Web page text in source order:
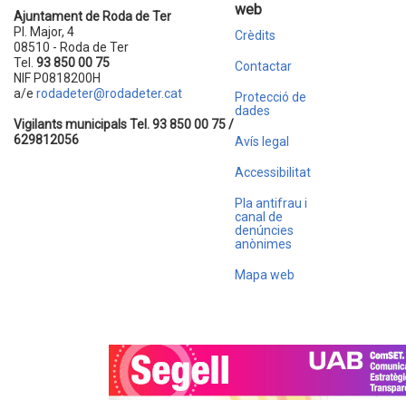
Ajuntament de Roda de Ter
Pl. Major, 4
08510 - Roda de Ter
Tel. 93 850 00 75
NIF P0818200H
a/e rodadeter@rodadeter.cat
Vigilants municipals Tel. 93 850 00 75 /
629812056
web
Crèdits
Contactar
Protecció de
dades
Avís legal
Accessibilitat
Pla antifrau i
canal de
denúncies
anònimes
Mapa web